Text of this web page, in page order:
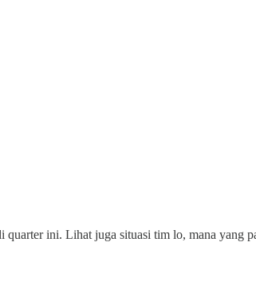
ini. Lihat juga situasi tim lo, mana yang